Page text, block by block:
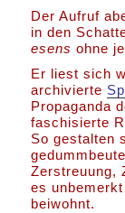
Der Aufruf
in den
esens ohne
Er liest sich
archivierte
Propaganda
faschisierte
So gestalten
Zerstreuung,
es
beiwohnt.